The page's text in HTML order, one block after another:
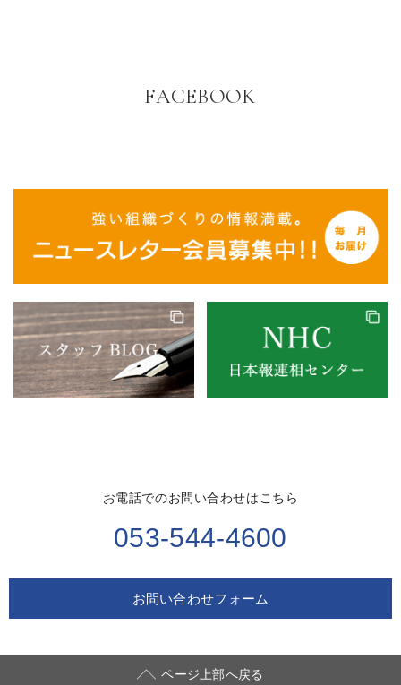
FACEBOOK
お電話でのお問い合わせはこちら
053-544-4600
お問い合わせフォーム
ページ上部へ戻る